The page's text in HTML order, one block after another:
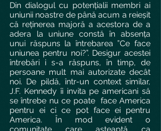
Din dialogul cu potențialii membri ai
uniunii noastre de până acum a reieșit
că reținerea majoră a acestora de a
adera la uniune constă în absența
unui răspuns la întrebarea ”Ce face
uniunea pentru noi?”. Desigur acestei
întrebări i s-a răspuns, în timp, de
persoane mult mai autorizate decât
noi. De pildă, într-un context similar,
J.F. Kennedy îi invita pe americani să
se întrebe nu ce poate face America
pentru ei ci ce pot face ei pentru
America. În mod evident o